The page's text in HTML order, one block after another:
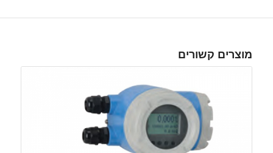
מוצרים קשורים